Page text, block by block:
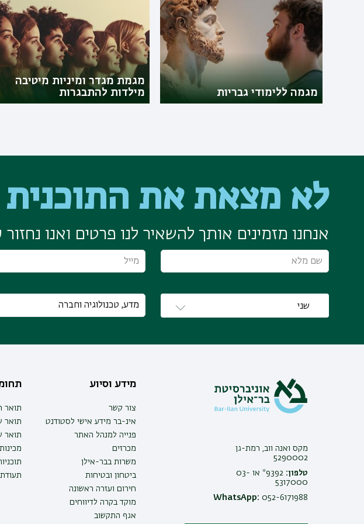
מגמה ללימודי גבריות
מגמת מגדר ומיניות מיטיבה
מילדות להתבגרות
לא מצאת את
אנחנו מזמינים אותך להשאיר לנו פרטים ואנו
מקס ואנה ווב, רמת-גן
5290002
טלפון:
9392* או 03-
5317000
WhatsApp: 052-6171988
מידע וסיוע
צור קשר
אינ-בר מידע אישי לסטודנט
פנייה למנהל האתר
מכרזים
משרות בבר-אילן
ביטחון ובטיחות
חירום ועזרה ראשונה
מוקד בקרה לדיווחים
אגף התקשוב
תואר
תואר
תואר
מכינות